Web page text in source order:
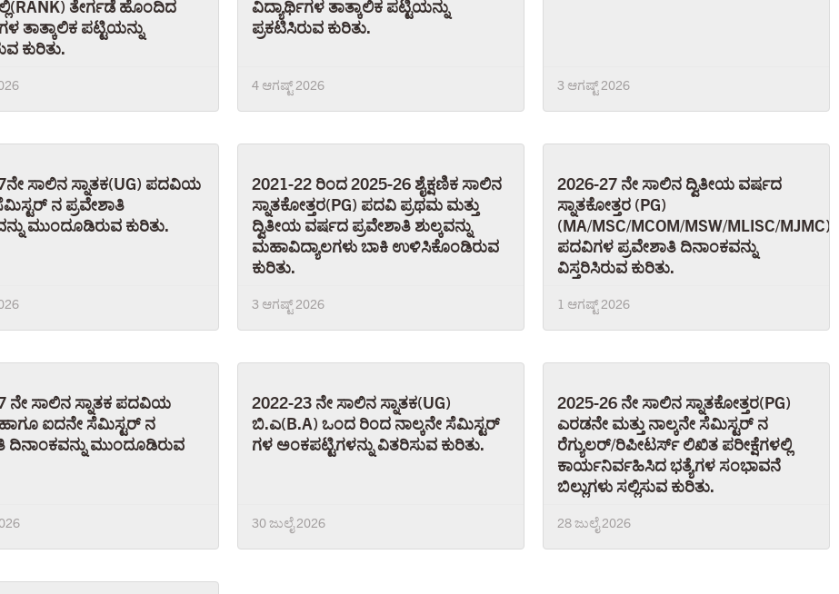
ತೇರ್ಗಡೆ ಹೊಂದಿದ
ತಾತ್ಕಾಲಿಕ ಪಟ್ಟಿಯನ್ನು
ಕುರಿತು.
ವಿದ್ಯಾರ್ಥಿಗಳ ತಾತ್ಕಾಲಿಕ ಪಟ್ಟಿಯನ್ನು
ಪ್ರಕಟಿಸಿರುವ ಕುರಿತು.
4 ಆಗಷ್ಟ್ 2026 3 ಆಗಷ್ಟ್ 2026
ಸಾಲಿನ ಸ್ನಾತಕ(UG) ಪದವಿಯ
ನ ಪ್ರವೇಶಾತಿ
ಮುಂದೂಡಿರುವ ಕುರಿತು.
2021-22 ರಿಂದ 2025-26 ಶೈಕ್ಷಣಿಕ ಸಾಲಿನ
ಸ್ನಾತಕೋತ್ತರ(PG) ಪದವಿ ಪ್ರಥಮ ಮತ್ತು
ದ್ವಿತೀಯ ವರ್ಷದ ಪ್ರವೇಶಾತಿ ಶುಲ್ಕವನ್ನು
ಮಹಾವಿದ್ಯಾಲಗಳು ಬಾಕಿ ಉಳಿಸಿಕೊಂಡಿರುವ
ಕುರಿತು.
3 ಆಗಷ್ಟ್ 2026
2026-27 ನೇ ಸಾಲಿನ ದ್ವಿತೀಯ ವರ್ಷದ
ಸ್ನಾತಕೋತ್ತರ (PG)
(MA/MSC/MCOM/MSW/MLISC/MJMC)
ಪದವಿಗಳ ಪ್ರವೇಶಾತಿ ದಿನಾಂಕವನ್ನು
ವಿಸ್ತರಿಸಿರುವ ಕುರಿತು.
1 ಆಗಷ್ಟ್ 2026
ನೇ ಸಾಲಿನ ಸ್ನಾತಕ ಪದವಿಯ
ಐದನೇ ಸೆಮಿಸ್ಟರ್ ನ
ದಿನಾಂಕವನ್ನು ಮುಂದೂಡಿರುವ
2022-23 ನೇ ಸಾಲಿನ ಸ್ನಾತಕ(UG)
ಬಿ.ಎ(B.A) ಒಂದ ರಿಂದ ನಾಲ್ಕನೇ ಸೆಮಿಸ್ಟರ್
ಗಳ ಅಂಕಪಟ್ಟಿಗಳನ್ನು ವಿತರಿಸುವ ಕುರಿತು.
30 ಜುಲೈ 2026
2025-26 ನೇ ಸಾಲಿನ ಸ್ನಾತಕೋತ್ತರ(PG)
ಎರಡನೇ ಮತ್ತು ನಾಲ್ಕನೇ ಸೆಮಿಸ್ಟರ್ ನ
ರೆಗ್ಯುಲರ್/ರಿಪೀಟರ್ಸ್ ಲಿಖಿತ ಪರೀಕ್ಷೆಗಳಲ್ಲಿ
ಕಾರ್ಯನಿರ್ವಹಿಸಿದ ಭತ್ಯೆಗಳ ಸಂಭಾವನೆ
ಬಿಲ್ಲುಗಳು ಸಲ್ಲಿಸುವ ಕುರಿತು.
28 ಜುಲೈ 2026